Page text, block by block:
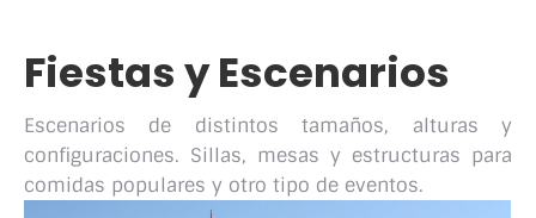
Fiestas y Escenarios
Escenarios de distintos tamaños, alturas y
configuraciones. Sillas, mesas y estructuras para
comidas populares y otro tipo de eventos.